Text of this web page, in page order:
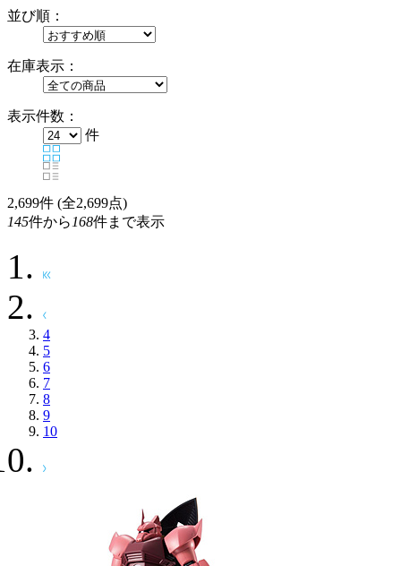
並び順：
在庫表示：
表示件数：
件
2,699件 (全2,699点)
145件から 168件まで表示
4
5
6
7
8
9
10